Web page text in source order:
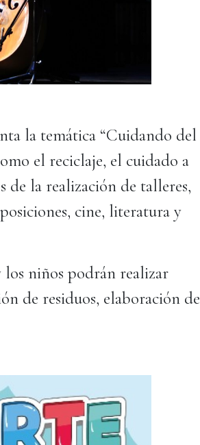
la temática “Cuidando del
el reciclaje, el cuidado a
de la realización de talleres,
cine, literatura y
los niños podrán realizar
de residuos, elaboración de